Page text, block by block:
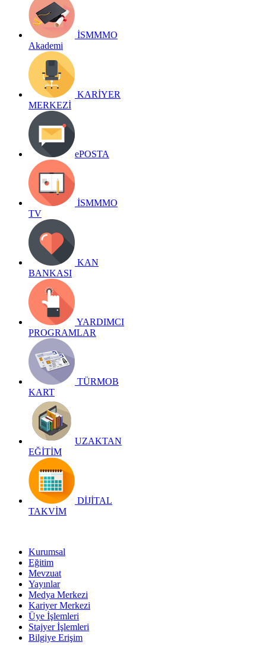
İSMMMO
Akademi
KARİYER
MERKEZİ
ePOSTA
İSMMMO
TV
KAN
BANKASI
YARDIMCI
PROGRAMLAR
TÜRMOB
KART
UZAKTAN
EĞİTİM
DİJİTAL
TAKVİM
Kurumsal
Eğitim
Mevzuat
Yayınlar
Medya Merkezi
Kariyer Merkezi
Üye İşlemleri
Stajyer İşlemleri
Bilgiye Erişim